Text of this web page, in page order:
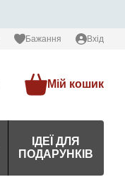
Бажання Вхід
Мій кошик
ІДЕЇ ДЛЯ
ПОДАРУНКІВ